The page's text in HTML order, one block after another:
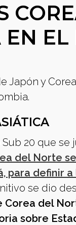
EN
Japón y
20 que
del Norte
para definir
se dio
Corea del
sobre